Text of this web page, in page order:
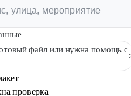
файл или нужна помощь с
проверка